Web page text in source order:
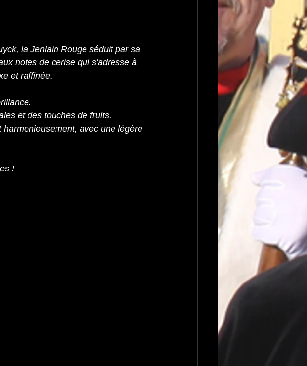
la Jenlain Rouge séduit par sa
notes de cerise qui s'adresse à
et raffinée.
et des touches de fruits.
avec une légère
!